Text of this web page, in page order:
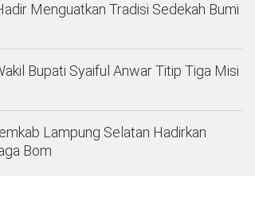
Menguatkan Tradisi Sedekah Bumi
Bupati Syaiful Anwar Titip Tiga Misi
Lampung Selatan Hadirkan
Bom